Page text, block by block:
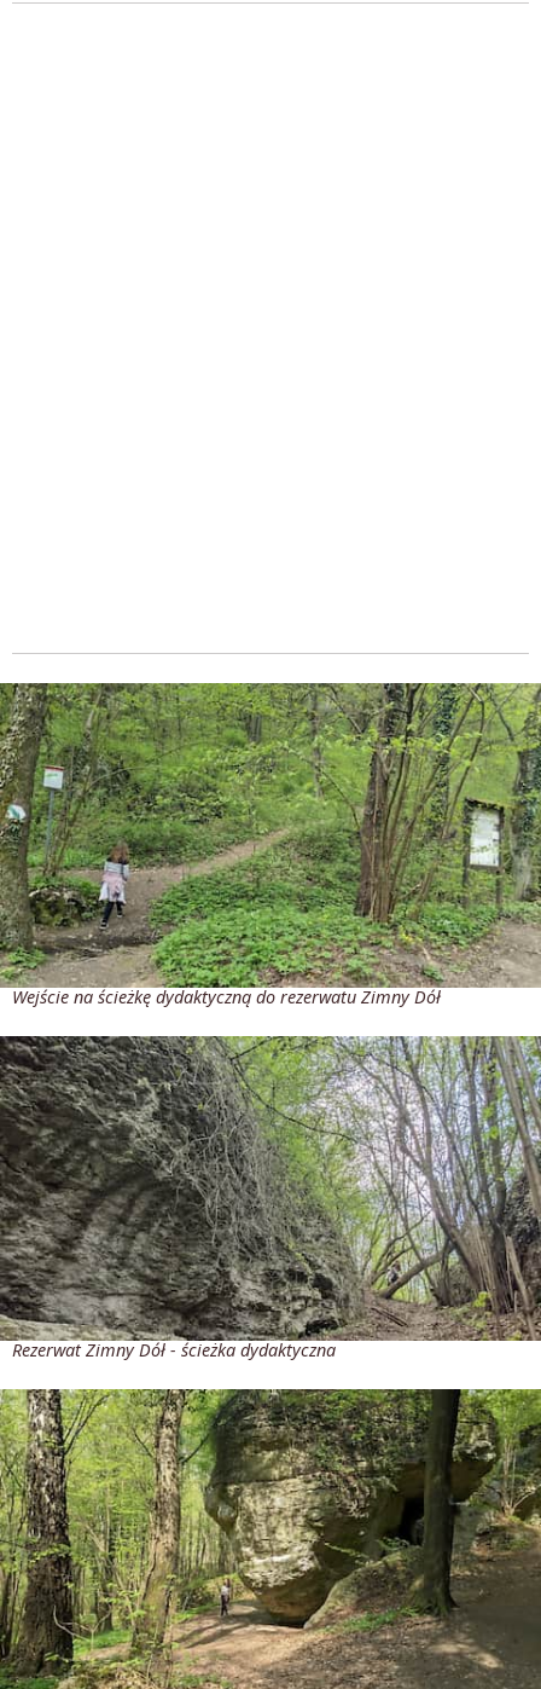
Wejście na ścieżkę dydaktyczną do rezerwatu Zimny Dół
Rezerwat Zimny Dół - ścieżka dydaktyczna